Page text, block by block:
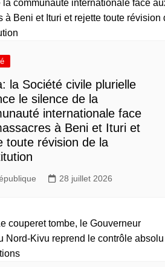
la Société civile plurielle
le silence de la
internationale face
à Beni et Ituri et
toute révision de la
28 juillet 2026